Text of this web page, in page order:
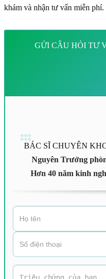
khám và nhận tư vấn miễn phí.
GỬI CÂU HỎI TƯ
BÁC SĨ CHUYÊN
Nguyên Trưởng
Hơn 40 năm kinh